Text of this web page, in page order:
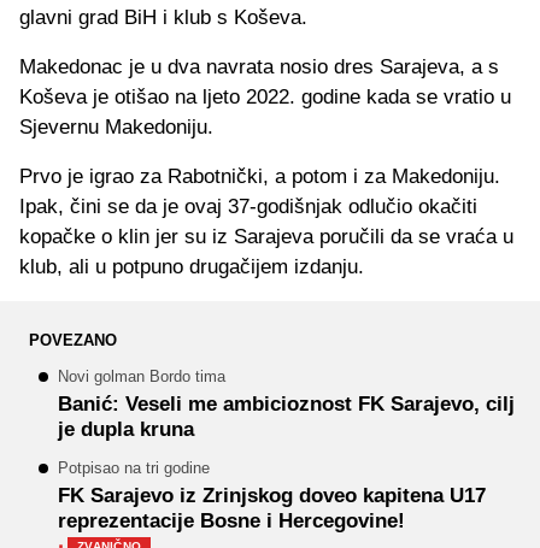
glavni grad BiH i klub s Koševa.
Makedonac je u dva navrata nosio dres Sarajeva, a s
Koševa je otišao na ljeto 2022. godine kada se vratio u
Sjevernu Makedoniju.
Prvo je igrao za Rabotnički, a potom i za Makedoniju.
Ipak, čini se da je ovaj 37-godišnjak odlučio okačiti
kopačke o klin jer su iz Sarajeva poručili da se vraća u
klub, ali u potpuno drugačijem izdanju.
POVEZANO
Novi golman Bordo tima
Banić: Veseli me ambicioznost FK Sarajevo, cilj
je dupla kruna
Potpisao na tri godine
FK Sarajevo iz Zrinjskog doveo kapitena U17
reprezentacije Bosne i Hercegovine!